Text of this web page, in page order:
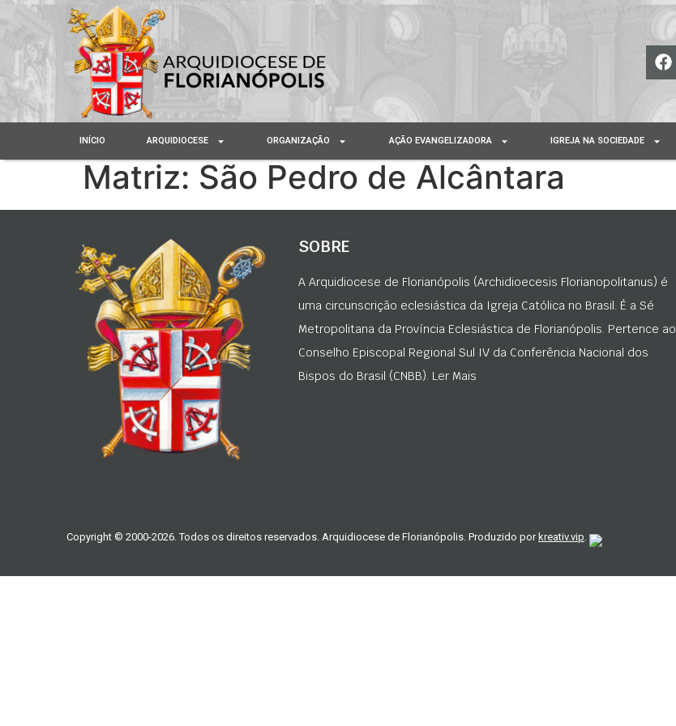
INÍCIO ARQUIDIOCESE ORGANIZAÇÃO AÇÃO EVANGELIZADORA IGREJA NA SOCIEDADE
Matriz: São Pedro de Alcântara
SOBRE
A Arquidiocese de Florianópolis (Archidioecesis Florianopolitanus) é
uma circunscrição eclesiástica da Igreja Católica no Brasil. É a Sé
Metropolitana da Província Eclesiástica de Florianópolis. Pertence ao
Conselho Episcopal Regional Sul IV da Conferência Nacional dos
Bispos do Brasil (CNBB). Ler Mais
Copyright © 2000-2026. Todos os direitos reservados. Arquidiocese de Florianópolis. Produzido por kreativ.vip.